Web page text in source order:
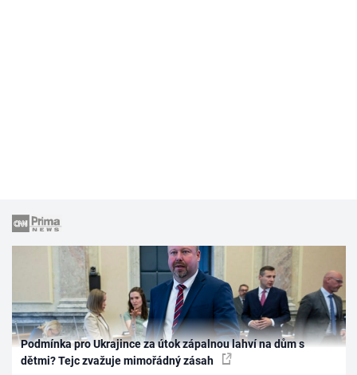
Podmínka pro Ukrajince za útok zápalnou lahví na dům s
dětmi? Tejc zvažuje mimořádný zásah